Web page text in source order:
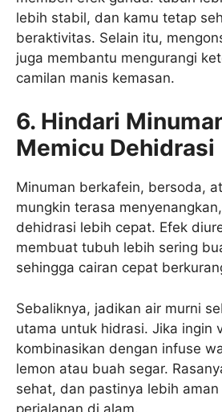
lebih stabil, dan kamu tetap
beraktivitas. Selain itu,
juga membantu mengurangi
camilan manis kemasan.
6. Hindari
Memicu Dehidrasi
Minuman berkafein, bersoda,
mungkin terasa
dehidrasi lebih cepat. Efek
membuat tubuh lebih sering
sehingga cairan cepat
Sebaliknya, jadikan air murni
utama untuk hidrasi. Jika ingin
kombinasikan dengan infuse
lemon atau buah segar.
sehat, dan pastinya lebih
perjalanan di alam.